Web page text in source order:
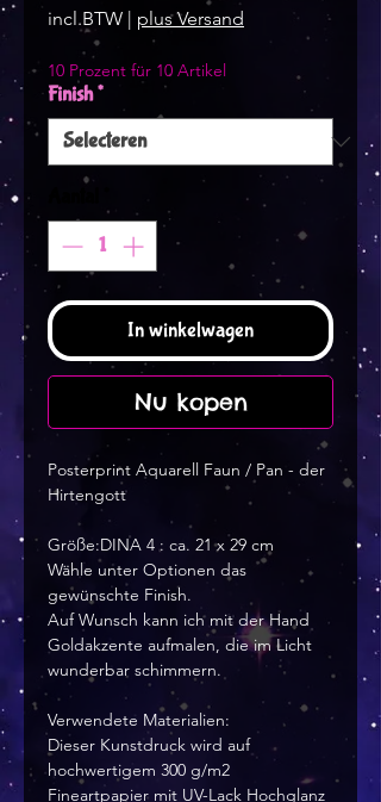
incl.BTW | plus Versand
10 Prozent für 10 Artikel
Finish*
In winkelwagen
Nu kopen
Posterprint Aquarell Faun / Pan - der
Hirtengott
Größe:DINA 4 : ca. 21 x 29 cm
Wähle unter Optionen das
gewünschte Finish.
Auf Wunsch kann ich mit der Hand
Goldakzente aufmalen, die im Licht
wunderbar schimmern.
Verwendete Materialien:
Dieser Kunstdruck wird auf
hochwertigem 300 g/m2
Fineartpapier mit UV-Lack Hochglanz